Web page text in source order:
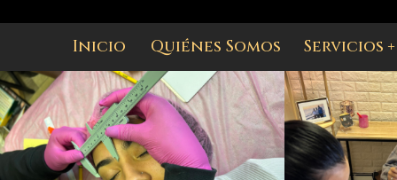
Inicio Quiénes Somos Servicios